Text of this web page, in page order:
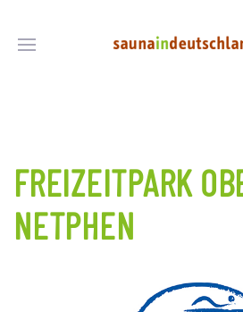
FREIZEITPARK
NETPHEN